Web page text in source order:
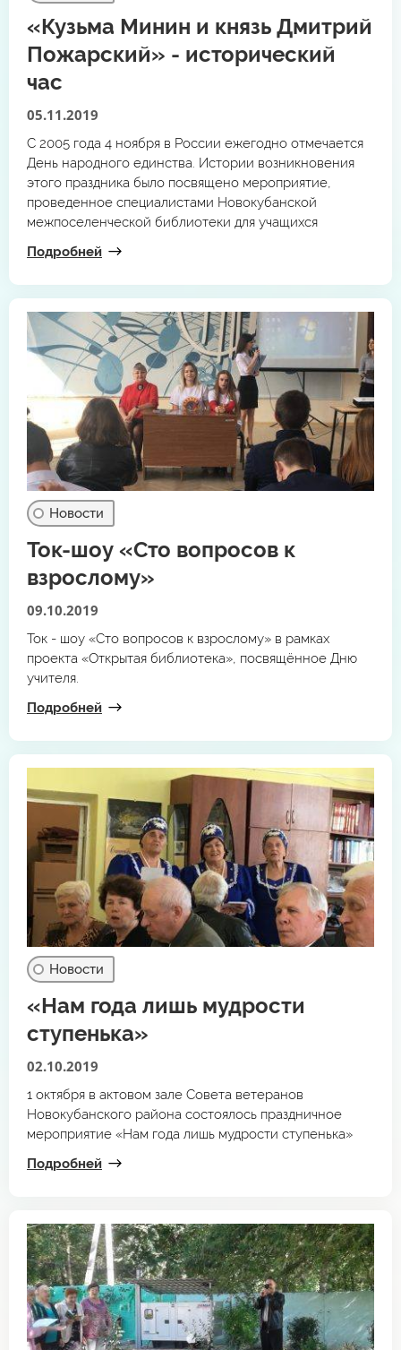
«Кузьма Минин и князь Дмитрий
Пожарский» - исторический
час
05.11.2019
С 2005 года 4 ноября в России ежегодно отмечается
День народного единства. Истории возникновения
этого праздника было посвящено мероприятие,
проведенное специалистами Новокубанской
межпоселенческой библиотеки для учащихся
МОАУООШ № 23 им. Н. Шабатько. Школьники стали
участниками исторического часа «Кузьма Минин и
князь Дмитрий Пожарский», приуроченного ко Дню
народного единства.
Подробней
Новости
Ток-шоу «Сто вопросов к
взрослому»
09.10.2019
Ток - шоу «Сто вопросов к взрослому» в рамках
проекта «Открытая библиотека», посвящённое Дню
учителя.
Подробней
Новости
«Нам года лишь мудрости
ступенька»
02.10.2019
1 октября в актовом зале Совета ветеранов
Новокубанского района состоялось праздничное
мероприятие «Нам года лишь мудрости ступенька»
Подробней